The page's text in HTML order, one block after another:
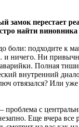
замок перестает
найти виновника
боли: подходите к
и ничего. Ни
Полная
внутренний
отвязался? Или
проблема с
Еще вчера все